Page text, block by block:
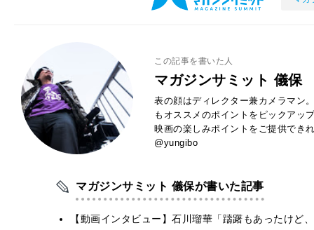
この記事を書いた人
マガジンサミット 儀保
表の顔はディレクター兼カメラマン
もオススメのポイントをピックアッ
映画の楽しみポイントをご提供でき
@yungibo
マガジンサミット 儀保が書いた記事
【動画インタビュー】石川瑠華「躊躇もあったけど